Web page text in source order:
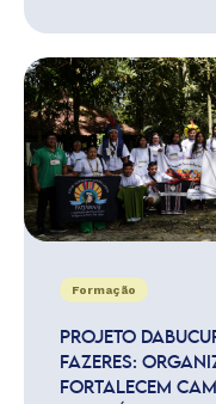
Formação
PROJETO
FAZERES:
FORTALECEM